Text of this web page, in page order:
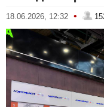
18.06.2026, 12:32 •